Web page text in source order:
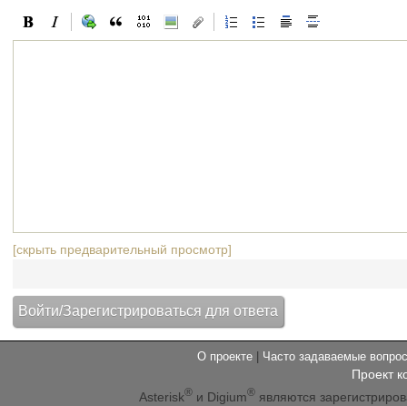
[скрыть предварительный просмотр]
О проекте Часто задаваемые
Проект
Asterisk® и Digium® являются